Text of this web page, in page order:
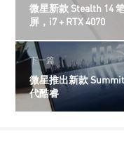
微星新款 Stealth 14
屏，i7 + RTX 4070
下一篇
微星推出新款
代酷睿